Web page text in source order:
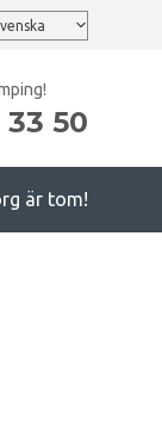
50
är tom!